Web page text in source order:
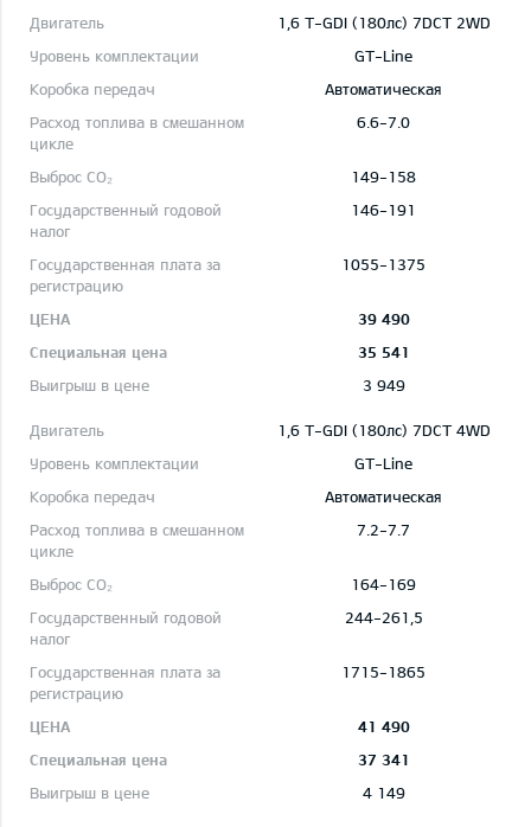
1,6 T-GDI (180лс) 7DCT 2WD
GT-Line
Автоматическая
6.6-7.0
149-158
146-191
1055-1375
39 490
35 541
3 949
1,6 T-GDI (180лс) 7DCT 4WD
GT-Line
Автоматическая
7.2-7.7
164-169
244-261,5
1715-1865
41 490
37 341
4 149